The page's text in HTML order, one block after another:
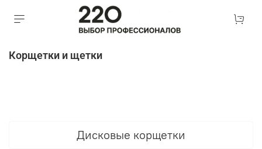
Корщетки и щетки
Дисковые корщетки